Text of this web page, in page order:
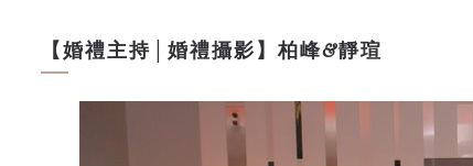
【婚禮主持│婚禮攝影】柏峰&靜瑄